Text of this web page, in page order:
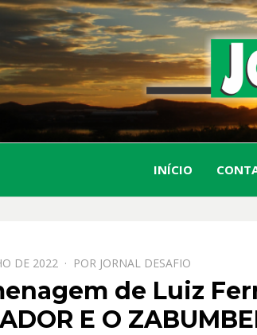
INÍCIO
DE 2022 POR JORNAL DESAFIO
de Luiz
E O